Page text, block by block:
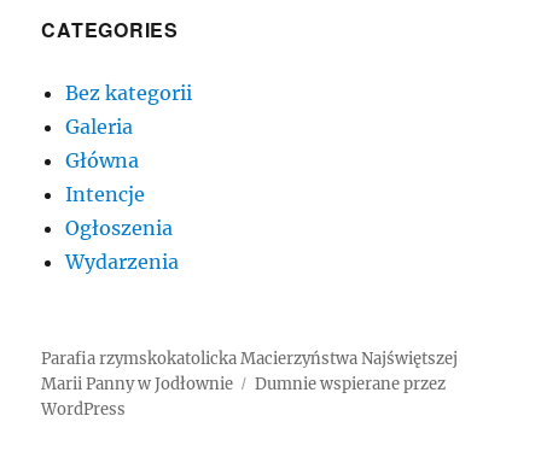
CATEGORIES
Bez kategorii
Galeria
Główna
Intencje
Ogłoszenia
Wydarzenia
Parafia rzymskokatolicka Macierzyństwa Najświętszej
Marii Panny w Jodłownie
Dumnie wspierane przez
WordPress